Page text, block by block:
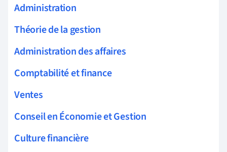
Administration
Théorie de la gestion
Administration des affaires
Comptabilité et finance
Ventes
Conseil en Économie et Gestion
Culture financière